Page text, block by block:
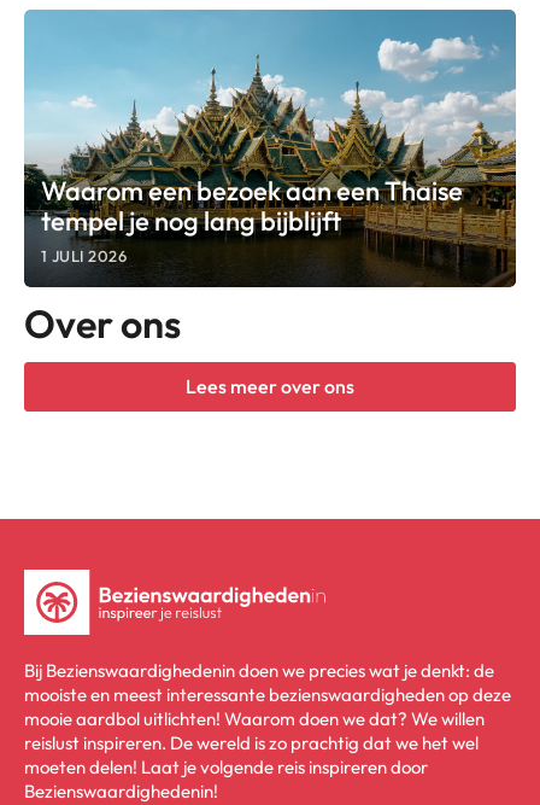
Waarom een bezoek aan een Thaise
tempel je nog lang bijblijft
1 JULI 2026
Over ons
Lees meer over ons
Bij Bezienswaardighedenin doen we precies wat je denkt: de
mooiste en meest interessante bezienswaardigheden op deze
mooie aardbol uitlichten! Waarom doen we dat? We willen
reislust inspireren. De wereld is zo prachtig dat we het wel
moeten delen! Laat je volgende reis inspireren door
Bezienswaardighedenin!